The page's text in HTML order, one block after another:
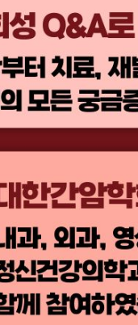
와 건강기능식품 섭취
를 먹거나 수액을 맞아
면 도움이 될까요? I 고
용해도 되나요? … 318
마나 드나요? … 324
무엇인가요? I 건강보
지원과 정책이 있나요?
, 앞으로 임신이 가능할
데 우울감과 수면장애
데 따로 종합검진을 받